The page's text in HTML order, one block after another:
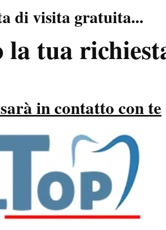
di visita gratuita...
la tua
in contatto con te